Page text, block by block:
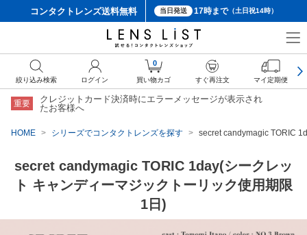
コンタクトレンズ送料無料 当日発送 17時まで（土日祝14時）
重要
クレジットカード決済時にエラーメッセージが表示され
たお客様へ
HOME シリーズでコンタクトレンズを探す secret candymagic TORIC
secret candymagic TORIC 1day(シークレッ
ト キャンディーマジックトーリック使用期限
1日)
絞り込み検索 ログイン
0
買い物カゴ すぐ再注文 マイ定期便